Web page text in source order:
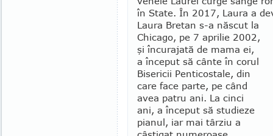
în State. În 2017, Laura a
Laura Bretan s-a născut la
Chicago, pe 7 aprilie 2002,
şi încurajată de mama ei,
a început să cânte în corul
Bisericii Penticostale, din
care face parte, pe când
avea patru ani. La cinci
ani, a început să stu­dieze
pianul, iar mai târziu a